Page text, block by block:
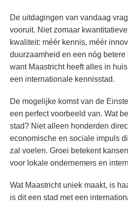
De uitdagingen van vandaag
vooruit. Niet zomaar
kwaliteit: méér kennis, méér
duurzaamheid en een nóg
want Maastricht heeft alles in
een internationale kennisstad.
De mogelijke komst van de
een perfect voorbeeld van. Wat
stad? Niet alleen honderden
economische en sociale impuls
zal voelen. Groei betekent
voor lokale ondernemers en
Wat Maastricht uniek maakt, is
is dit een stad met een